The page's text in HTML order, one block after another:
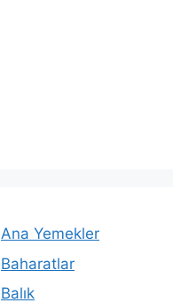
Ana Yemekler
Baharatlar
Balık